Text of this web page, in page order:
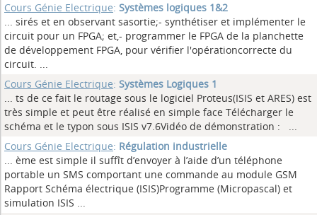
Cours Génie Electrique: Systèmes logiques 1&2
... sirés et en observant sasortie;- synthétiser et implémenter le
circuit pour un FPGA; et,- programmer le FPGA de la planchette
de développement FPGA, pour vérifier l'opérationcorrecte du
circuit. ...
Cours Génie Electrique: Systèmes Logiques 1
... ts de ce fait le routage sous le logiciel Proteus(ISIS et ARES) est
très simple et peut être réalisé en simple face Télécharger le
schéma et le typon sous ISIS v7.6Vidéo de démonstration :
...
Cours Génie Electrique: Régulation industrielle
... ème est simple il suffît d’envoyer à l’aide d’un téléphone
portable un SMS comportant une commande au module GSM
Rapport Schéma électrique (ISIS)Programme (Micropascal) et
simulation ISIS ...